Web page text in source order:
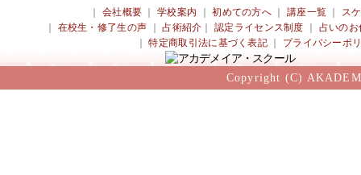
会社概要 ｜学校案内 ｜初めての方へ 講座一覧
ス
在校生・修了生の声 ｜占術紹介 ｜認定ライセンス制度
占いのお
｜特定商取引法に基づく表記 プライバシーポ
Copyright (C)